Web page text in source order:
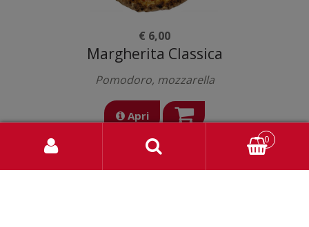
€ 6,00
Margherita Classica
Pomodoro, mozzarella
Apri
0